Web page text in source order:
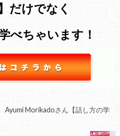
だけでなく
べちゃいます！
Morikadoさん【話し方の学